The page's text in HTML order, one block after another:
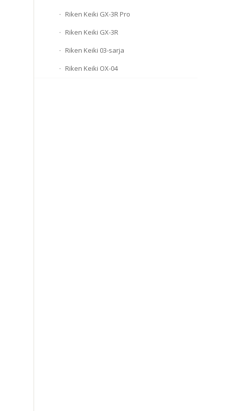
Riken Keiki GX-3R Pro
Riken Keiki GX-3R
Riken Keiki 03-sarja
Riken Keiki OX-04